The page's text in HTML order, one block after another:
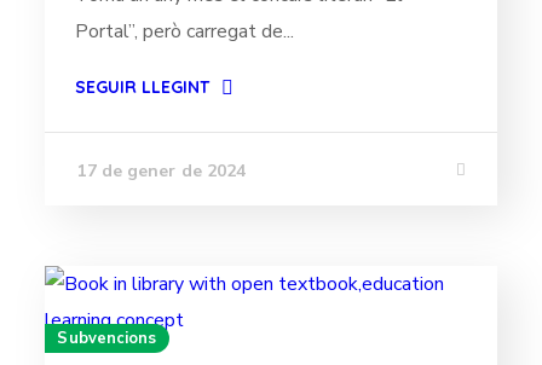
Portal”, però carregat de...
SEGUIR LLEGINT
17 de gener de 2024
Subvencions